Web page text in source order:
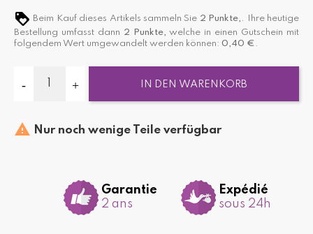
Beim Kauf dieses Artikels sammeln Sie 2 Punkte, . Ihre heutige
Bestellung umfasst dann 2 Punkte, welche in einen Gutschein mit
folgendem Wert umgewandelt werden können: 0,40 € .
IN DEN WARENKORB
 Nur noch wenige Teile verfügbar
Garantie
2 ans
Expédié
sous 24h